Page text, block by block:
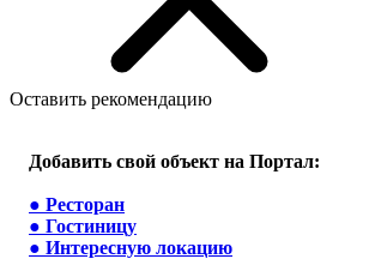
Оставить рекомендацию
Добавить свой объект на Портал:
● Ресторан
● Гостиницу
● Интересную локацию